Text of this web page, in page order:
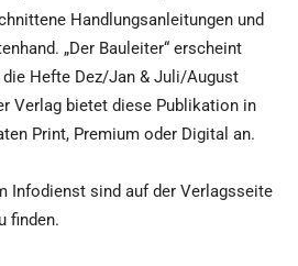
Handlungsanleitungen und
„Der Bauleiter“ erscheint
Hefte Dez/Jan & Juli/August
Verlag bietet diese Publikation in
Print, Premium oder Digital an.
Infodienst sind auf der Verlagsseite
finden.